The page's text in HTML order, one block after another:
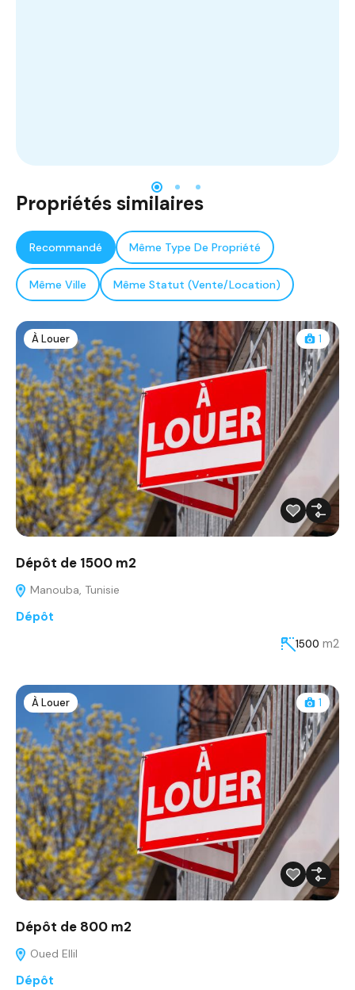
Propriétés similaires
Recommandé Même Type De Propriété
Même Ville Même Statut (Vente/Location)
À Louer 1
Dépôt de 1500 m2
Manouba, Tunisie
Dépôt
1500 m2
À Louer 1
Dépôt de 800 m2
Oued Ellil
Dépôt